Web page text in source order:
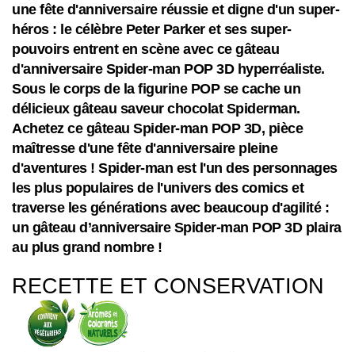
une fête d'anniversaire réussie et digne d'un super-
héros : le célèbre Peter Parker et ses super-
pouvoirs entrent en scène avec ce gâteau
d'anniversaire Spider-man POP 3D hyperréaliste.
Sous le corps de la figurine POP se cache un
délicieux gâteau saveur chocolat Spiderman.
Achetez ce gâteau Spider-man POP 3D, pièce
maîtresse d'une fête d'anniversaire pleine
d'aventures ! Spider-man est l'un des personnages
les plus populaires de l'univers des comics et
traverse les générations avec beaucoup d'agilité :
un gâteau d’anniversaire Spider-man POP 3D plaira
au plus grand nombre !
RECETTE ET CONSERVATION